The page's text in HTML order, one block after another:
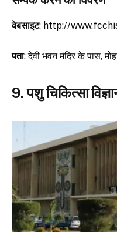
वेबसाइट: http://
पता: देवी भवन मंदिर के पास,
9. पशु चिकित्सा